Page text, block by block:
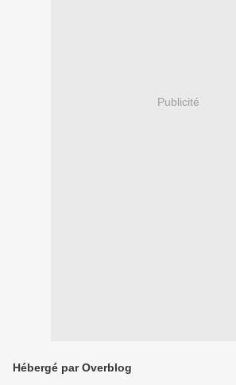
Publicité
Hébergé par Overblog